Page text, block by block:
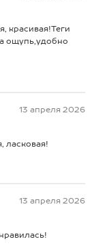
красивая!Теги
ощупь,удобно
13 апреля 2026
ласковая!
13 апреля 2026